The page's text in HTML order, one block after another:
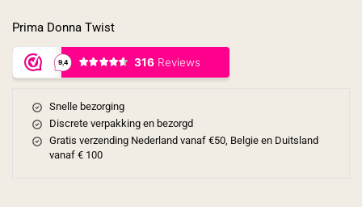
Prima Donna Twist
Snelle bezorging
Discrete verpakking en bezorgd
Gratis verzending Nederland vanaf €50, Belgie en Duitsland
vanaf € 100